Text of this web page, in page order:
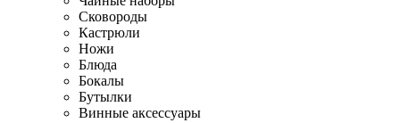
Сковороды
Кастрюли
Ножи
Блюда
Бокалы
Бутылки
Винные аксессуары